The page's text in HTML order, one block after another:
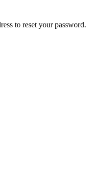
to reset your password.